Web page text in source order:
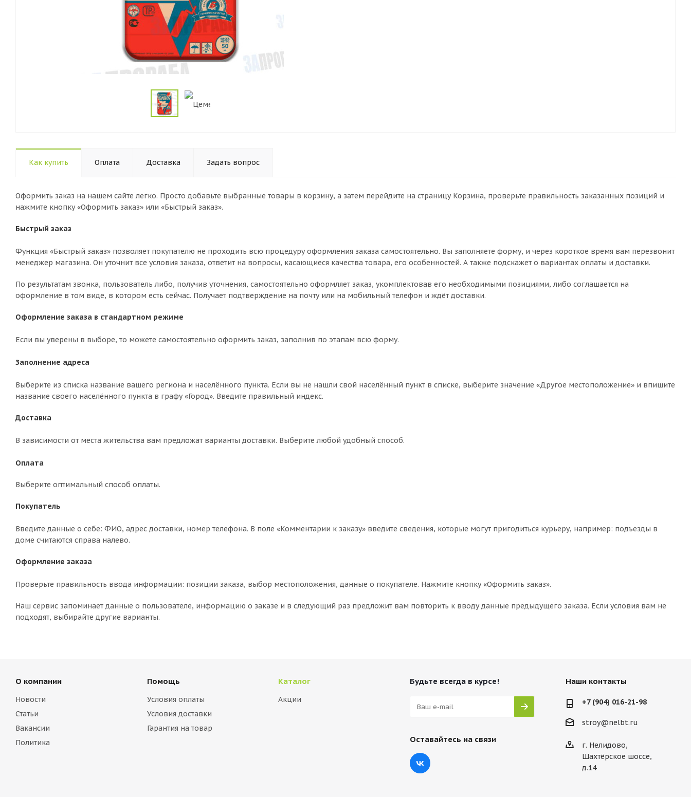
Как купить Оплата Доставка Задать вопрос
Оформить заказ на нашем сайте легко. Просто добавьте выбранные товары в корзину, а затем перейдите на страницу Корзина, проверьте правильность заказанных позиций и
нажмите кнопку «Оформить заказ» или «Быстрый заказ».
Быстрый заказ
Функция «Быстрый заказ» позволяет покупателю не проходить всю процедуру оформления заказа самостоятельно. Вы заполняете форму, и через короткое время вам перезвонит
менеджер магазина. Он уточнит все условия заказа, ответит на вопросы, касающиеся качества товара, его особенностей. А также подскажет о вариантах оплаты и доставки.
По результатам звонка, пользователь либо, получив уточнения, самостоятельно оформляет заказ, укомплектовав его необходимыми позициями, либо соглашается на
оформление в том виде, в котором есть сейчас. Получает подтверждение на почту или на мобильный телефон и ждёт доставки.
Оформление заказа в стандартном режиме
Если вы уверены в выборе, то можете самостоятельно оформить заказ, заполнив по этапам всю форму.
Заполнение адреса
Выберите из списка название вашего региона и населённого пункта. Если вы не нашли свой населённый пункт в списке, выберите значение «Другое местоположение» и впишите
название своего населённого пункта в графу «Город». Введите правильный индекс.
Доставка
В зависимости от места жительства вам предложат варианты доставки. Выберите любой удобный способ.
Оплата
Выберите оптимальный способ оплаты.
Покупатель
Введите данные о себе: ФИО, адрес доставки, номер телефона. В поле «Комментарии к заказу» введите сведения, которые могут пригодиться курьеру, например: подъезды в
доме считаются справа налево.
Оформление заказа
Проверьте правильность ввода информации: позиции заказа, выбор местоположения, данные о покупателе. Нажмите кнопку «Оформить заказ».
Наш сервис запоминает данные о пользователе, информацию о заказе и в следующий раз предложит вам повторить к вводу данные предыдущего заказа. Если условия вам не
подходят, выбирайте другие варианты.
О компании
Новости
Статьи
Вакансии
Политика
Помощь
Условия оплаты
Условия доставки
Гарантия на товар
Каталог
Акции
Будьте всегда в курсе!
Оставайтесь на связи
Наши контакты
+7 (904) 016-21-98
stroy@nelbt.ru
г. Нелидово,
Шахтёрское шоссе,
д.14